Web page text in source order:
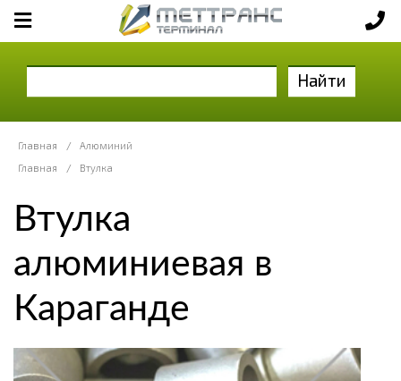
Найти
Главная /
Алюминий
Главная
/ Втулка
Втулка
алюминиевая в
Караганде